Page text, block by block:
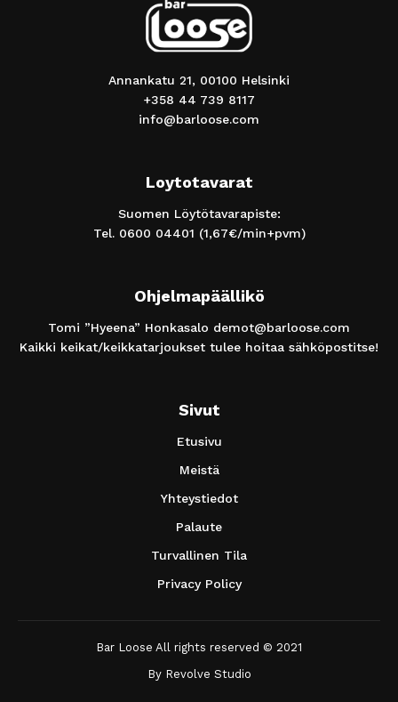
Annankatu 21, 00100 Helsinki
+358 44 739 8117
info@barloose.com
Loytotavarat
Suomen Löytötavarapiste:
Tel. 0600 04401 (1,67€/min+pvm)
Ohjelmapäällikö
Tomi ”Hyeena” Honkasalo demot@barloose.com
Kaikki keikat/keikkatarjoukset tulee hoitaa sähköpostitse!
Sivut
Etusivu
Meistä
Yhteystiedot
Palaute
Turvallinen Tila
Privacy Policy
Bar Loose All rights reserved © 2021
By Revolve Studio